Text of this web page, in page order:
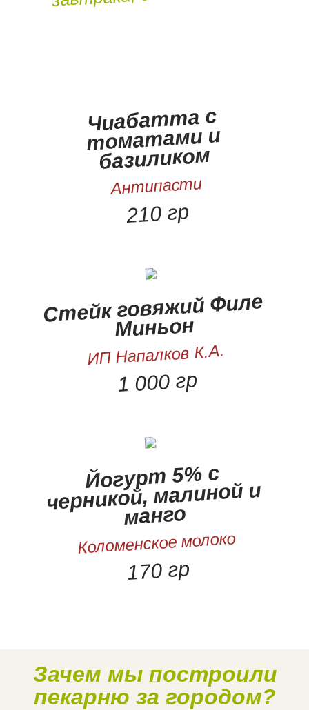
Чиабатта с
томатами и
базиликом
Антипасти
210 гр
Стейк говяжий Филе
Миньон
ИП Напалков К.А.
1 000 гр
Йогурт 5% с
черникой, малиной и
манго
Коломенское молоко
170 гр
Наше производство
Зачем мы построили
пекарню за городом?